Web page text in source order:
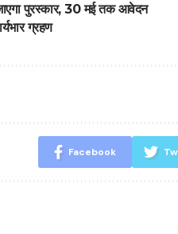
जाएगा पुरस्कार, 30 मई तक आवेदन
ग्रहण
Facebook